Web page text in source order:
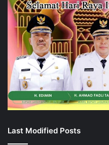
Last Modified Posts